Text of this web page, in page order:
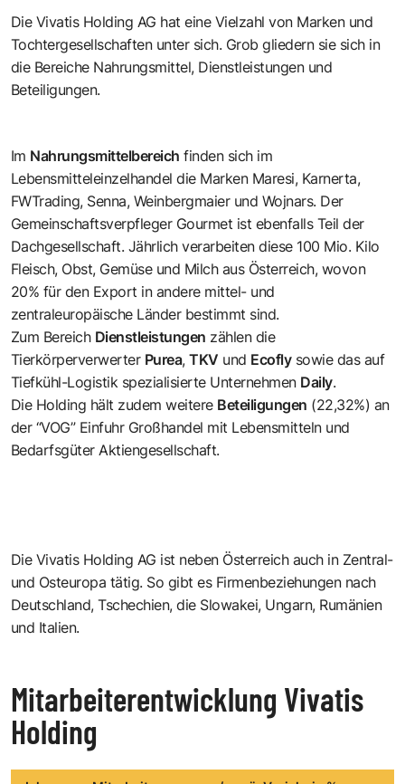
Die Vivatis Holding AG hat eine Vielzahl von Marken und
Tochtergesellschaften unter sich. Grob gliedern sie sich in
die Bereiche Nahrungsmittel, Dienstleistungen und
Beteiligungen.
Im Nahrungsmittelbereich finden sich im
Lebensmitteleinzelhandel die Marken Maresi, Karnerta,
FWTrading, Senna, Weinbergmaier und Wojnars. Der
Gemeinschaftsverpfleger Gourmet ist ebenfalls Teil der
Dachgesellschaft. Jährlich verarbeiten diese 100 Mio. Kilo
Fleisch, Obst, Gemüse und Milch aus Österreich, wovon
20% für den Export in andere mittel- und
zentraleuropäische Länder bestimmt sind.
Zum Bereich Dienstleistungen zählen die
Tierkörperverwerter Purea,TKV und Ecoflysowie das auf
Tiefkühl-Logistik spezialisierte Unternehmen Daily.
Die Holding hält zudem weitere Beteiligungen (22,32%) an
der “VOG” Einfuhr Großhandel mit Lebensmitteln und
Bedarfsgüter Aktiengesellschaft.
Die Vivatis Holding AG ist neben Österreich auch in Zentral-
und Osteuropa tätig. So gibt es Firmenbeziehungen nach
Deutschland, Tschechien, die Slowakei, Ungarn, Rumänien
und Italien.
Mitarbeiterentwicklung Vivatis
Holding